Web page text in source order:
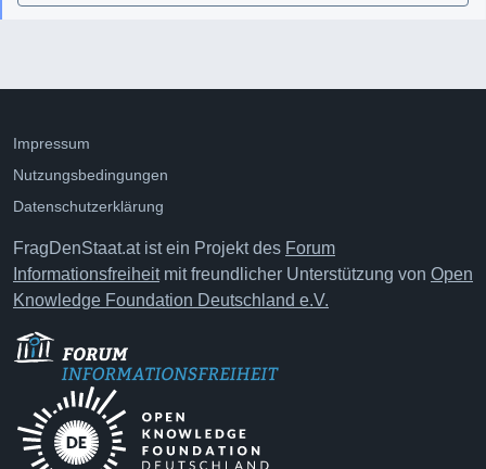
Impressum
Nutzungsbedingungen
Datenschutzerklärung
FragDenStaat.at ist ein Projekt des Forum
Informationsfreiheitmit freundlicher Unterstützung von Open
Knowledge Foundation Deutschland e.V.